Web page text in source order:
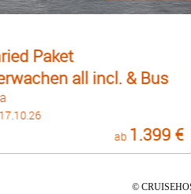
Holdenried
Tage inkl. Bus
©